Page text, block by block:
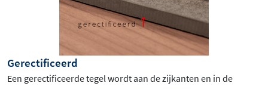
Gerectificeerd
Een gerectificeerde tegel wordt aan de zijkanten en in de